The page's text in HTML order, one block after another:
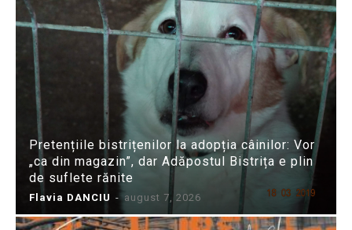
Pretențiile bistrițenilor la adopția câinilor: Vor
„ca din magazin”, dar Adăpostul Bistrița e plin
de suflete rănite
Flavia DANCIU - august 7, 2026